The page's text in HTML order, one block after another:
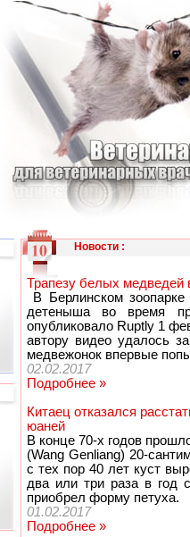
Новости:
Трапезу белых медведей
В Берлинском
детеныша во время
опубликовало Ruptly 1
автору видео удалось
медвежонок впервые
02.02.2017
Подробнее »
Китаец отказался
юаней
В конце 70-х годов
(Wang Genliang) 20-
с тех пор 40 лет куст
два или три раза в год
приобрел форму петуха.
01.02.2017
Подробнее »